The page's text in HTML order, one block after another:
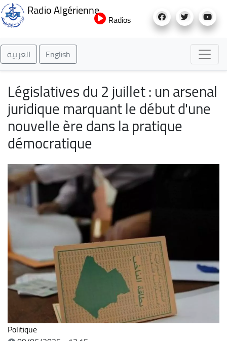
au
Radio Algérienne
Radios
العربية English
Législatives du 2 juillet : un arsenal
juridique marquant le début d'une
nouvelle ère dans la pratique
démocratique
Politique